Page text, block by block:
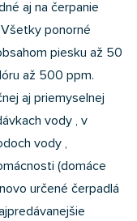
aj na čerpanie
ponorné
piesku až 50
až 500 ppm.
aj priemyselnej
vody , v
vody ,
(domáce
určené čerpadlá